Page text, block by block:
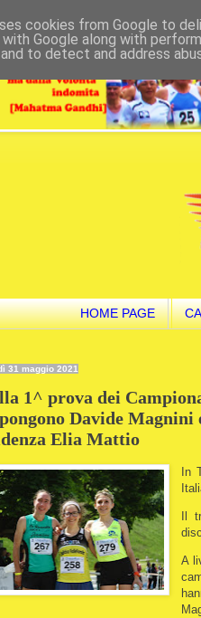
HOME PAGE
31 maggio 2021
1^ prova dei
Davide
Elia Mattio
In
Il
A
cookies from Google to
with Google along with
to detect and address